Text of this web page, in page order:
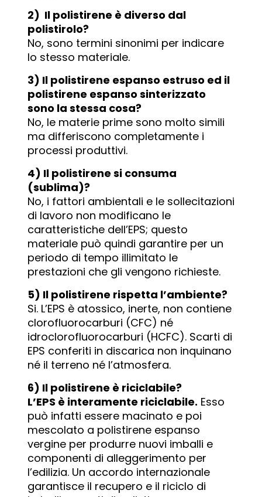
2) Il polistirene è diverso dal
polistirolo?
No, sono termini sinonimi per indicare
lo stesso materiale.
3) Il polistirene espanso estruso ed il
polistirene espanso sinterizzato
sono la stessa cosa?
No, le materie prime sono molto simili
ma differiscono completamente i
processi produttivi.
4) Il polistirene si consuma
(sublima)?
No, i fattori ambientali e le sollecitazioni
di lavoro non modificano le
caratteristiche dell’EPS; questo
materiale può quindi garantire per un
periodo di tempo illimitato le
prestazioni che gli vengono richieste.
5) Il polistirene rispetta l’ambiente?
Si. L’EPS è atossico, inerte, non contiene
clorofluorocarburi (CFC) né
idroclorofluorocarburi (HCFC). Scarti di
EPS conferiti in discarica non inquinano
né il terreno né l’atmosfera.
6) Il polistirene è riciclabile?
L’EPS è interamente riciclabile. Esso
può infatti essere macinato e poi
mescolato a polistirene espanso
vergine per produrre nuovi imballi e
componenti di alleggerimento per
l’edilizia. Un accordo internazionale
garantisce il recupero e il riciclo di